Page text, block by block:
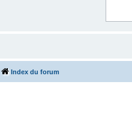
Index du forum